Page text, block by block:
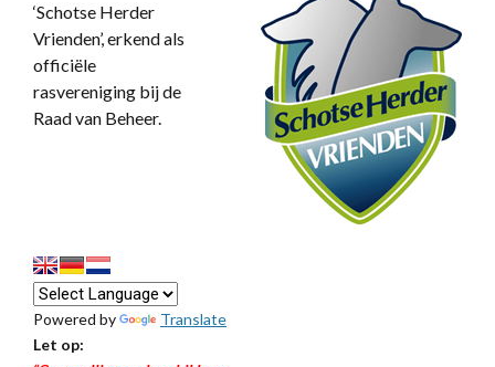
‘Schotse Herder
Vrienden’, erkend als
officiële
rasvereniging bij de
Raad van Beheer.
Powered by
Translate
Let op: